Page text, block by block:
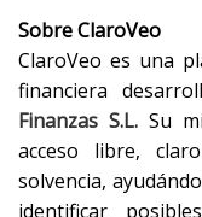
Sobre ClaroVeo
ClaroVeo es una
financiera
Finanzas S.L.Su
acceso libre,
solvencia,
identificar